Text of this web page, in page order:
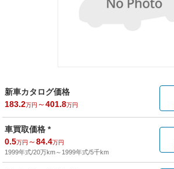
新車カタログ価格
183.2万円 ～401.8万円
車買取価格 *
0.5万円 ～84.4万円
1999年式/20万km～ 1999年式/5千km